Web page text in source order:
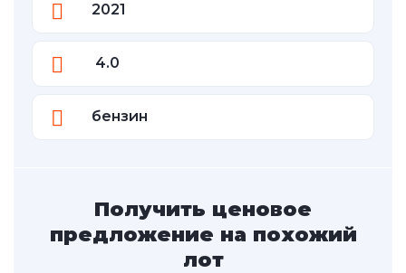
2021
4.0
бензин
Получить ценовое
предложение на похожий
лот